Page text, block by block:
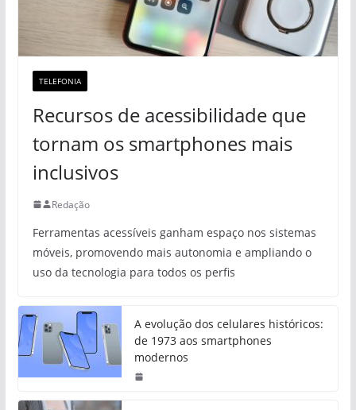
TELEFONIA
Recursos de acessibilidade que
tornam os smartphones mais
inclusivos
Redação
Ferramentas acessíveis ganham espaço nos sistemas
móveis, promovendo mais autonomia e ampliando o
uso da tecnologia para todos os perfis
A evolução dos celulares históricos:
de 1973 aos smartphones
modernos